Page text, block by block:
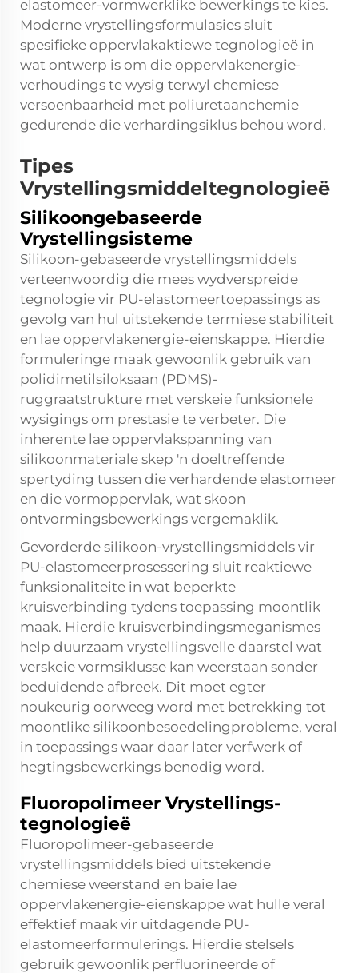
elastomeer-vormwerklike bewerkings te kies.
Moderne vrystellingsformulasies sluit
spesifieke oppervlakaktiewe tegnologieë in
wat ontwerp is om die oppervlakenergie-
verhoudings te wysig terwyl chemiese
versoenbaarheid met poliuretaanchemie
gedurende die verhardingsiklus behou word.
Tipes
Vrystellingsmiddeltegnologieë
Silikoongebaseerde
Vrystellingsisteme
Silikoon-gebaseerde vrystellingsmiddels
verteenwoordig die mees wydverspreide
tegnologie vir PU-elastomeertoepassings as
gevolg van hul uitstekende termiese stabiliteit
en lae oppervlakenergie-eienskappe. Hierdie
formuleringe maak gewoonlik gebruik van
polidimetilsiloksaan (PDMS)-
ruggraatstrukture met verskeie funksionele
wysigings om prestasie te verbeter. Die
inherente lae oppervlakspanning van
silikoonmateriale skep 'n doeltreffende
spertyding tussen die verhardende elastomeer
en die vormoppervlak, wat skoon
ontvormingsbewerkings vergemaklik.
Gevorderde silikoon-vrystellingsmiddels vir
PU-elastomeerprosessering sluit reaktiewe
funksionaliteite in wat beperkte
kruisverbinding tydens toepassing moontlik
maak. Hierdie kruisverbindingsmeganismes
help duurzaam vrystellingsvelle daarstel wat
verskeie vormsiklusse kan weerstaan sonder
beduidende afbreek. Dit moet egter
noukeurig oorweeg word met betrekking tot
moontlike silikoonbesoedelingprobleme, veral
in toepassings waar daar later verfwerk of
hegtingsbewerkings benodig word.
Fluoropolimeer Vrystellings-
tegnologieë
Fluoropolimeer-gebaseerde
vrystellingsmiddels bied uitstekende
chemiese weerstand en baie lae
oppervlakenergie-eienskappe wat hulle veral
effektief maak vir uitdagende PU-
elastomeerformulerings. Hierdie stelsels
gebruik gewoonlik perfluorineerde of